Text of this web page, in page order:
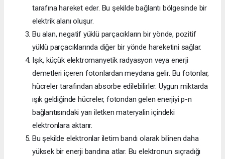
tarafına hareket eder. Bu şekilde bağlantı bölgesinde bir
elektrik alanı oluşur.
Bu alan, negatif yüklü parçacıkların bir yönde, pozitif
yüklü parçacıklarında diğer bir yönde hareketini sağlar.
Işık, küçük elektromanyetik radyasyon veya enerji
demetleri içeren fotonlardan meydana gelir. Bu fotonlar,
hücreler tarafından absorbe edilebilirler. Uygun miktarda
ışık geldiğinde hücreler, fotondan gelen enerjiyi p-n
bağlantısındaki yarı iletken materyalin içindeki
elektronlara aktarır.
Bu şekilde elektronlar iletim bandı olarak bilinen daha
yüksek bir enerji bandına atlar. Bu elektronun sıçradığı